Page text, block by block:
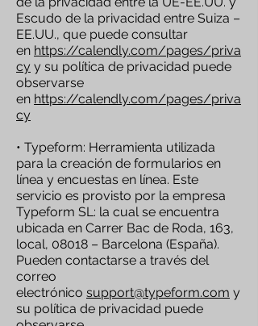
Escudo de la privacidad entre Suiza –
EE.UU., que puede consultar
en https://calendly.com/pages/priva
cy y su política de privacidad puede
observarse
en https://calendly.com/pages/priva
cy
• Typeform: Herramienta utilizada
para la creación de formularios en
línea y encuestas en línea. Este
servicio es provisto por la empresa
Typeform SL: la cual se encuentra
ubicada en Carrer Bac de Roda, 163,
local, 08018 – Barcelona (España).
Pueden contactarse a través del
correo
electrónico support@typeform.com y
su política de privacidad puede